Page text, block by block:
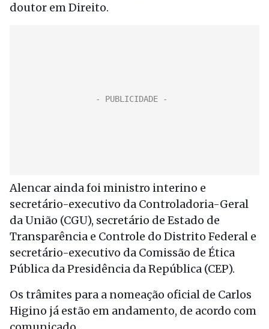
doutor em Direito.
Alencar ainda foi ministro interino e
secretário-executivo da Controladoria-Geral
da União (CGU), secretário de Estado de
Transparência e Controle do Distrito Federal e
secretário-executivo da Comissão de Ética
Pública da Presidência da República (CEP).
Os trâmites para a nomeação oficial de Carlos
Higino já estão em andamento, de acordo com